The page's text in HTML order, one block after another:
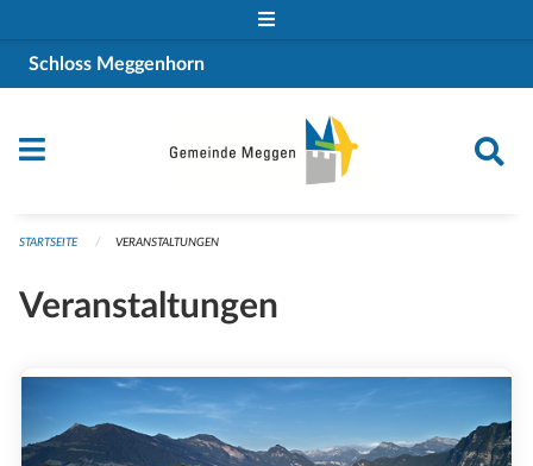
Schloss Meggenhorn
STARTSEITE VERANSTALTUNGEN
Veranstaltungen